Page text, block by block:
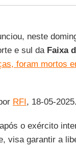
neste
e sul da Faixa
foram mortos
RFI, 18-05-2025.
o exército
visa garantir a